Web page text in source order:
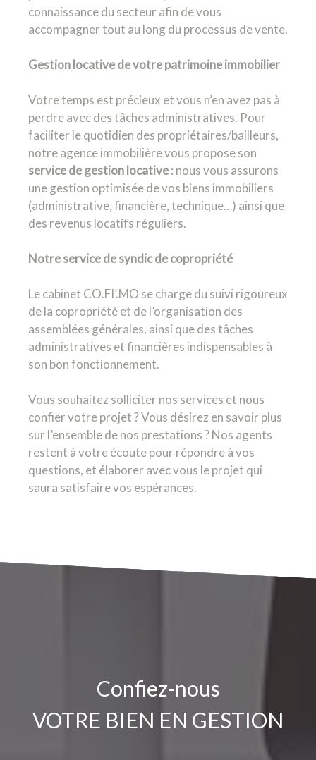
connaissance du secteur afin de vous
accompagner tout au long du processus de vente.
Gestion locative de votre patrimoine immobilier
Votre temps est précieux et vous n’en avez pas à
perdre avec des tâches administratives. Pour
faciliter le quotidien des propriétaires/bailleurs,
notre agence immobilière vous propose son
service de gestion locative: nous vous assurons
une gestion optimisée de vos biens immobiliers
(administrative, financière, technique…) ainsi que
des revenus locatifs réguliers.
Notre service de syndic de copropriété
Le cabinet CO.FI’.MO se charge du suivi rigoureux
de la copropriété et de l’organisation des
assemblées générales, ainsi que des tâches
administratives et financières indispensables à
son bon fonctionnement.
Vous souhaitez solliciter nos services et nous
confier votre projet ? Vous désirez en savoir plus
sur l’ensemble de nos prestations ? Nos agents
restent à votre écoute pour répondre à vos
questions, et élaborer avec vous le projet qui
saura satisfaire vos espérances.
Confiez-nous
VOTRE BIEN EN GESTION